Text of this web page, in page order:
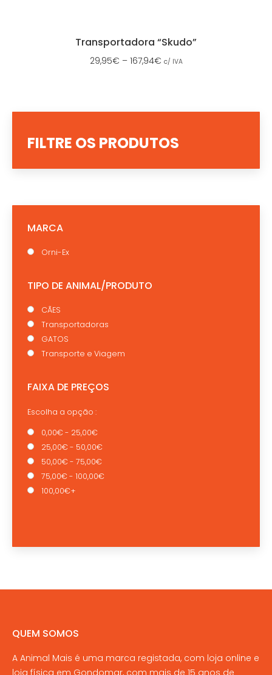
Transportadora “Skudo”
29,95€ – 167,94€ c/ IVA
FILTRE OS PRODUTOS
MARCA
Orni-Ex
TIPO DE ANIMAL/PRODUTO
CÃES
Transportadoras
GATOS
Transporte e Viagem
FAIXA DE PREÇOS
Escolha a opção :
0,00€ - 25,00€
25,00€ - 50,00€
50,00€ - 75,00€
75,00€ - 100,00€
100,00€+
QUEM SOMOS
A Animal Mais é uma marca registada, com loja online e
loja física em Gondomar, com mais de 15 anos de